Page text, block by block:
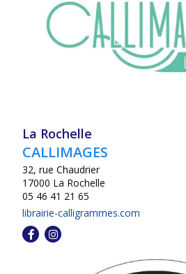
La Rochelle
CALLIMAGES
32, rue Chaudrier
17000 La Rochelle
05 46 41 21 65
librairie-calligrammes.com